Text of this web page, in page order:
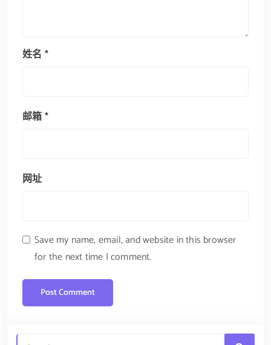
姓名 *
邮箱*
网址
Save my name, email, and website in this browser
for the next time I comment.